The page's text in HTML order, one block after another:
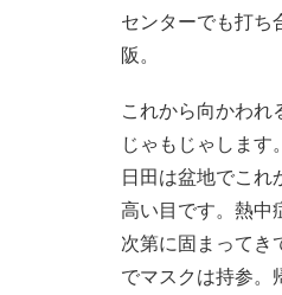
センターでも打ち
阪。
これから向かわれ
じゃもじゃします。
日田は盆地でこれ
高い目です。熱中
次第に固まってき
でマスクは持参。